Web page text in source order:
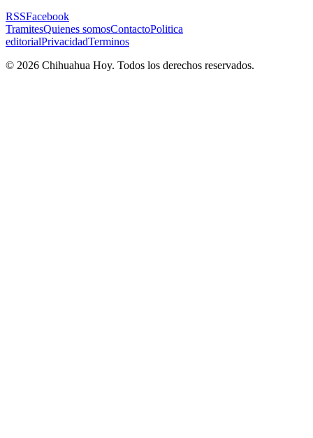
RSSFacebook
TramitesQuienes somosContactoPolitica
editorialPrivacidadTerminos
© 2026 Chihuahua Hoy. Todos los derechos reservados.